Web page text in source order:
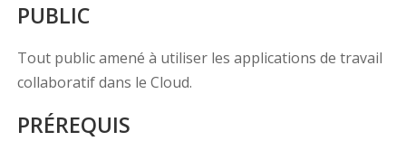
PUBLIC
Tout public amené à utiliser les applications de travail
collaboratif dans le Cloud.
PRÉREQUIS